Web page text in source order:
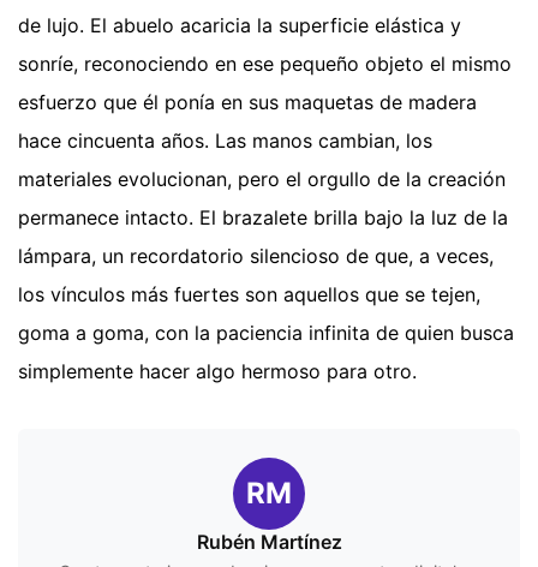
de lujo. El abuelo acaricia la superficie elástica y
sonríe, reconociendo en ese pequeño objeto el mismo
esfuerzo que él ponía en sus maquetas de madera
hace cincuenta años. Las manos cambian, los
materiales evolucionan, pero el orgullo de la creación
permanece intacto. El brazalete brilla bajo la luz de la
lámpara, un recordatorio silencioso de que, a veces,
los vínculos más fuertes son aquellos que se tejen,
goma a goma, con la paciencia infinita de quien busca
simplemente hacer algo hermoso para otro.
RM
Rubén Martínez